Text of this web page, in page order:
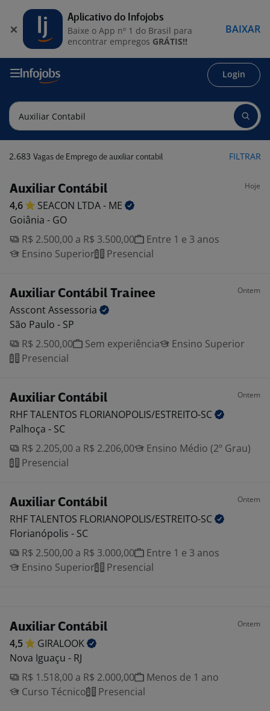
Login
2.683 Vagas de Emprego de auxiliar contabil FILTRAR
Auxiliar Contábil Hoje
4,6 SEACON LTDA - ME
Goiânia - GO
R$ 2.500,00 a R$ 3.500,00
Entre 1 e 3 anos
Ensino Superior
Presencial
Auxiliar Contábil Trainee Ontem
AsscontAssessoria
São Paulo - SP
R$ 2.500,00
Sem experiência
Ensino Superior
Presencial
Auxiliar Contábil Ontem
RHF TALENTOS FLORIANOPOLIS/ESTREITO-SC
Palhoça - SC
R$ 2.205,00 a R$ 2.206,00
Ensino Médio (2º Grau)
Presencial
Auxiliar Contábil Ontem
RHF TALENTOS FLORIANOPOLIS/ESTREITO-SC
Florianópolis - SC
R$ 2.500,00 a R$ 3.000,00
Entre 1 e 3 anos
Ensino Superior
Presencial
Auxiliar Contábil Ontem
4,5
GIRALOOK
Nova Iguaçu - RJ
R$ 1.518,00 a R$ 2.000,00
Menos de 1 ano
Curso Técnico
Presencial
Aplicativo do Infojobs
Baixe o App nº 1 do Brasil para
encontrar empregos GRÁTIS!!
BAIXAR